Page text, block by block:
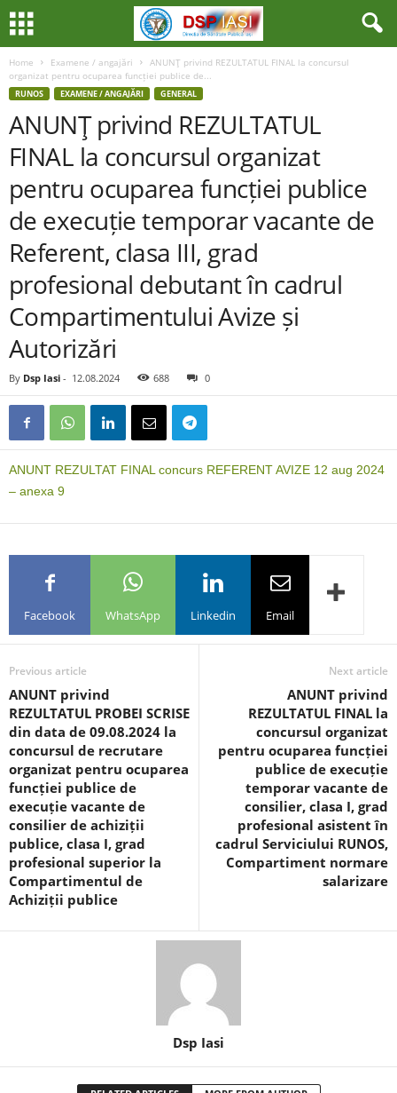
Home Examene / angajări
ANUNŢ privind REZULTATUL FINAL la concursul
organizat pentru ocuparea funcției publice de...
RUNOS EXAMENE / ANGAJĂRI GENERAL
ANUNŢ privind REZULTATUL
FINAL la concursul organizat
pentru ocuparea funcției publice
de execuție temporar vacante de
Referent, clasa III, grad
profesional debutant în cadrul
Compartimentului Avize și
Autorizări
By Dsp Iasi - 12.08.2024 688 0
ANUNT REZULTAT FINAL concurs REFERENT AVIZE 12 aug 2024
– anexa 9
Facebook WhatsApp Linkedin Email
Previous article
ANUNT privind
REZULTATUL PROBEI SCRISE
din data de 09.08.2024 la
concursul de recrutare
organizat pentru ocuparea
funcției publice de
execuție vacante de
consilier de achiziții
publice, clasa I, grad
profesional superior la
Compartimentul de
Achiziții publice
Next article
ANUNT privind
REZULTATUL FINAL la
concursul organizat
pentru ocuparea funcției
publice de execuție
temporar vacante de
consilier, clasa I, grad
profesional asistent în
cadrul Serviciului RUNOS,
Compartiment normare
salarizare
Dsp Iasi